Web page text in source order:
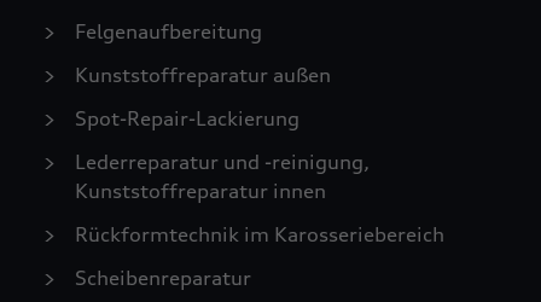
Felgenaufbereitung
Kunststoffreparatur außen
Spot-Repair-Lackierung
Lederreparatur und -reinigung,
Kunststoffreparatur innen
Rückformtechnik im Karosseriebereich
Scheibenreparatur